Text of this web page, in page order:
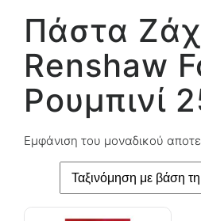
Πάστα
Renshaw
Ρουμπινί
Εμφάνιση του μοναδικού